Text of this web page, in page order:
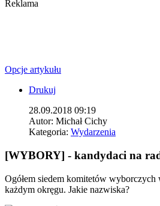
Reklama
Opcje artykułu
Drukuj
28.09.2018 09:19
Autor: Michał Cichy
Kategoria: Wydarzenia
[WYBORY] - kandydaci na
Ogółem siedem komitetów
każdym okręgu. Jakie nazwiska?